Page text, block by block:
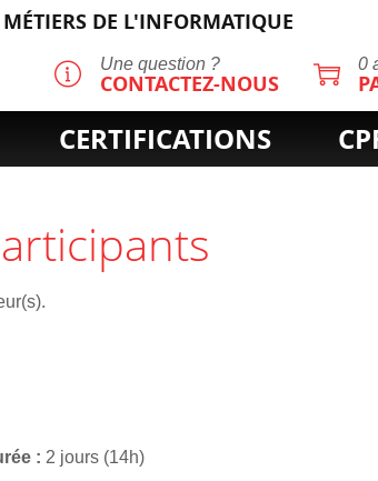
DE L'INFORMATIQUE
Une question ?
CONTACTEZ-NOUS
0
CERTIFICATIONS
2 jours (14h)